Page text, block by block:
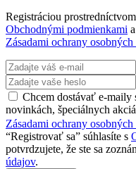
Registráciou
Obchodnými podmienkami
Zásadami ochrany osobných
Chcem dostávať e-
novinkách, špeciálnych
Zásadami ochrany osobných
“Registrovať sa” súhlasíte s
potvrdzujete, že ste sa
údajov.